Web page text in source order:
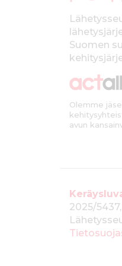
Suomen
Olemme
avun
T
i
e
2025/